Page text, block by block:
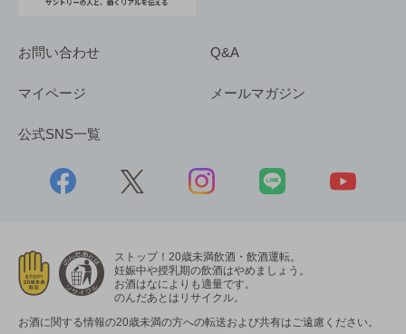
お問い合わせ Q&A
マイページ メールマガジン
公式SNS一覧
ストップ！20歳未満飲酒・飲酒運転。
妊娠中や授乳期の飲酒はやめましょう。
お酒はなによりも適量です。
のんだあとはリサイクル。
お酒に関する情報の20歳未満の方への転送および共有はご遠慮ください。